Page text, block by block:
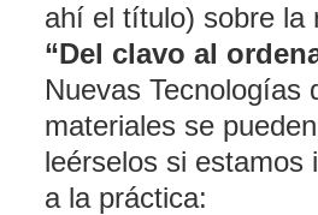
ahí el título) sobre
“Del clavo al
Nuevas Tecnologías
materiales se
leérselos si estamos
a la práctica: